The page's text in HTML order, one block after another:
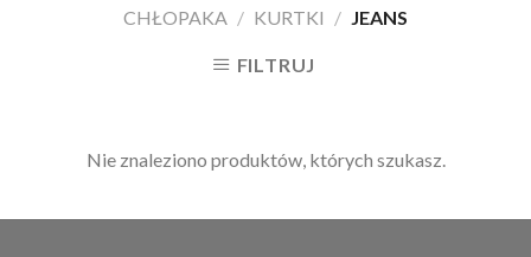
CHŁOPAKA / KURTKI / JEANS
FILTRUJ
Nie znaleziono produktów, których szukasz.